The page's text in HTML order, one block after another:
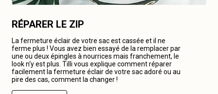
RÉPARER LE ZIP
La fermeture éclair de votre sac est cassée et il ne
ferme plus ! Vous avez bien essayé de la remplacer par
une ou deux épingles à nourrices mais franchement, le
look n‘y est plus. Tilli vous explique comment réparer
facilement la fermeture éclair de votre sac adoré ou au
pire des cas, comment la changer !